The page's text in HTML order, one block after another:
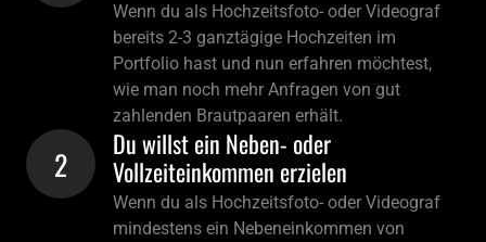
Wenn du als Hochzeitsfoto- oder Videograf
bereits 2-3 ganztägige Hochzeiten im
Portfolio hast und nun erfahren möchtest,
wie man noch mehr Anfragen von gut
zahlenden Brautpaaren erhält.
2
Du willst ein Neben- oder
Vollzeiteinkommen erzielen
Wenn du als Hochzeitsfoto- oder Videograf
mindestens ein Nebeneinkommen von